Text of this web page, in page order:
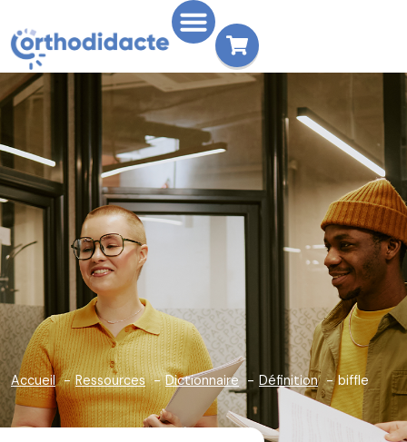
Accueil Ressources Dictionnaire Définition biffle